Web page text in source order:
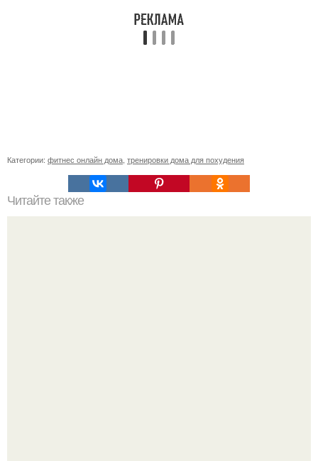
Категории: фитнес онлайн дома тренировки дома для похудения
Читайте также